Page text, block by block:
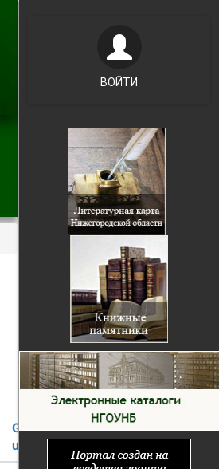
Guest
users
ВОЙТИ